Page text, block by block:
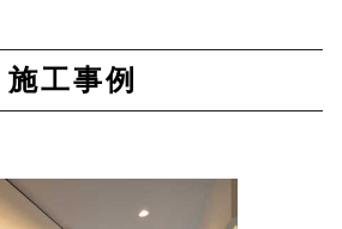
施工事例